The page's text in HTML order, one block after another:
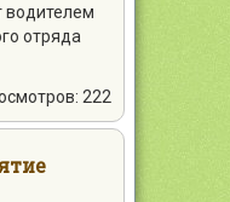
водителем
отряда
222